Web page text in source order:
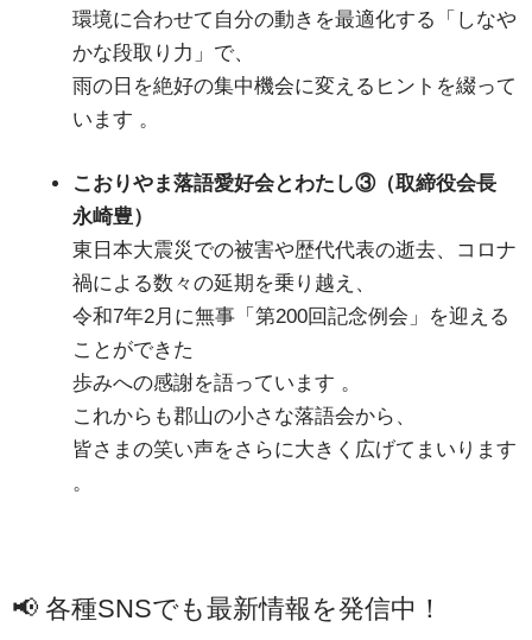
環境に合わせて自分の動きを最適化する「しなや
かな段取り力」で、
雨の日を絶好の集中機会に変えるヒントを綴って
います 。
こおりやま落語愛好会とわたし③（取締役会長
永崎豊）
東日本大震災での被害や歴代代表の逝去、コロナ
禍による数々の延期を乗り越え、
令和7年2月に無事「第200回記念例会」を迎える
ことができた
歩みへの感謝を語っています 。
これからも郡山の小さな落語会から、
皆さまの笑い声をさらに大きく広げてまいります
。
📢 各種SNSでも最新情報を発信中！